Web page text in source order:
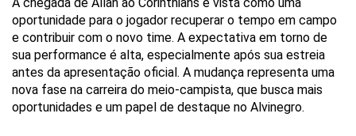
oportunidade para o jogador recuperar o tempo em campo
e contribuir com o novo time. A expectativa em torno de
sua performance é alta, especialmente após sua estreia
antes da apresentação oficial. A mudança representa uma
nova fase na carreira do meio-campista, que busca mais
oportunidades e um papel de destaque no Alvinegro.